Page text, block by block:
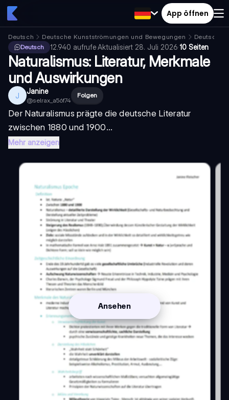
App öffnen
Deutsch Deutsche Kunstströmungen und Bewegungen
Deutscher
Deutsch
12.940 aufrufe·Aktualisiert 28. Juli 2026·10 Seiten
Naturalismus: Literatur, Merkmale
und Auswirkungen
J Janine
@selrax_a56f74
Folgen
Der Naturalismus prägte die deutsche Literatur
zwischen 1880 und 1900...
Mehr anzeigen
Ansehen